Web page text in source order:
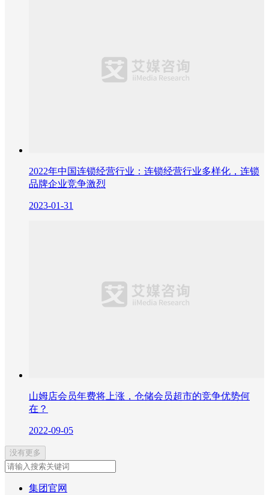
2022年中国连锁经营行业：连锁经营行业多样化，连锁
品牌企业竞争激烈
2023-01-31
山姆店会员年费将上涨，仓储会员超市的竞争优势何
在？
2022-09-05
没有更多
集团官网